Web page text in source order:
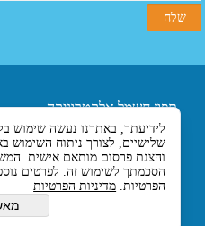
תפוז חשמל אלקטרוניקה
ובקרה בע"מ
רחוב אליעזר בן הורקנוס 5
אזור התעשייה הצפוני,
כניסה מרחוב המסגר, לוד
7129330 ישראל
שלישיים, לצורך ניתוח השימוש
והצגת פרסום מותאם אישית.
הסכמתך לשימוש זה. לפרטים
הפרטיות. מדיניות הפרטיות